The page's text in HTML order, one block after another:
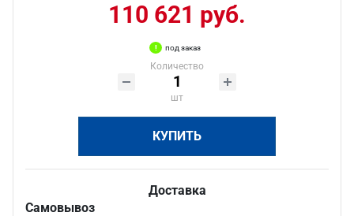
110 621 руб.
под заказ
Количество
шт
КУПИТЬ
Доставка
Самовывоз